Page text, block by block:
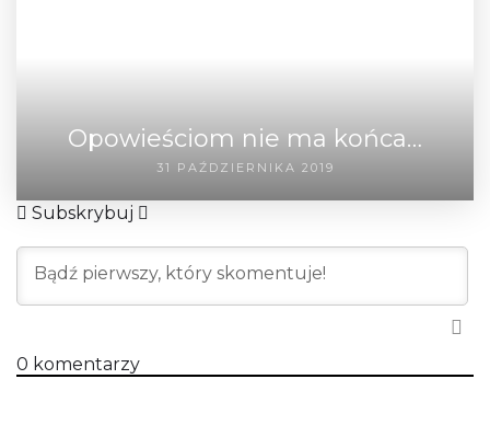
Opowieściom nie ma końca…
31 PAŹDZIERNIKA 2019
Subskrybuj
0 komentarzy